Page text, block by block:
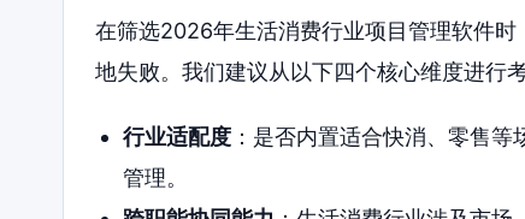
在筛选2026年生活消费行业项目管理软件
地失败。我们建议从以下四个核心维度进行考
行业适配度：是否内置适合快消、零售等
管理。